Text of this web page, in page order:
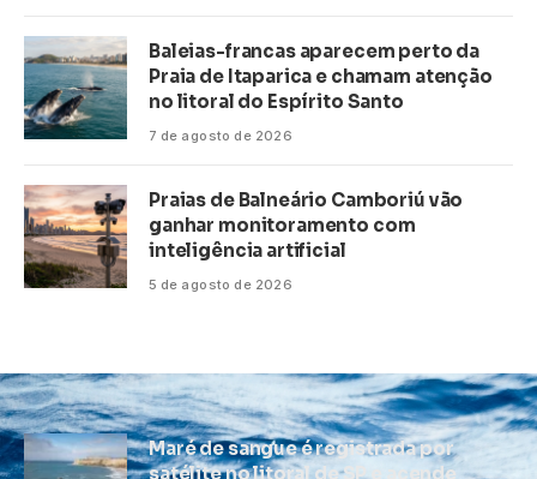
Baleias-francas aparecem perto da
Praia de Itaparica e chamam atenção
no litoral do Espírito Santo
7 de agosto de 2026
Praias de Balneário Camboriú vão
ganhar monitoramento com
inteligência artificial
5 de agosto de 2026
Maré de sangue é registrada por
satélite no litoral de SP e acende